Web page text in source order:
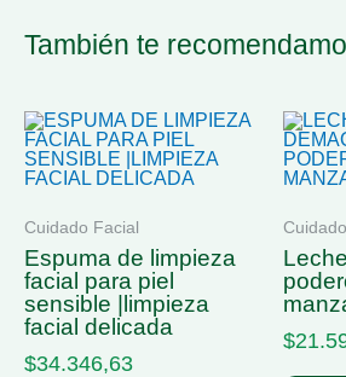
También te
Cuidado Facial
espuma de limpieza
facial para piel
sensible |limpieza
facial delicada
$34.346,63
leche demaquillante
$